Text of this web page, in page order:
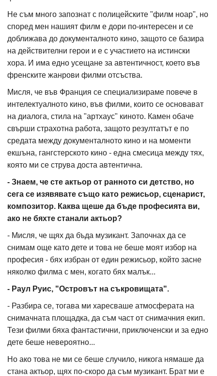
Не съм много запознат с полицейските "филм ноар", но
според мен нашият филм е дори по-интересен и се
доближава до документалното кино, защото се базира
на действителни герои и е с участието на истински
хора. И има едно усещане за автентичност, което във
френските жанрови филми отсъства.
Мисля, че във Франция се специализираме повече в
интелектуалното кино, във филми, които се основават
на диалога, стила на "артхаус" киното. Камен обаче
свърши страхотна работа, защото резултатът е по
средата между документалното кино и на моменти
екшъна, гангстерското кино - една смесица между тях,
която ми се струва доста автентична.
- Знаем, че сте актьор от ранното си детство, но
сега се изявявате също като режисьор, сценарист,
композитор. Каква щеше да бъде професията ви,
ако не бяхте станали актьор?
- Мисля, че щях да бъда музикант. Започнах да се
снимам още като дете и това не беше моят избор на
професия - бях избран от един режисьор, който засне
няколко филма с мен, когато бях малък...
- Раул Руис, "Островът на съкровищата".
- Разбира се, тогава ми харесваше атмосферата на
снимачната площадка, да съм част от снимачния екип.
Тези филми бяха фантастични, приключенски и за едно
дете беше невероятно...
Но ако това не ми се беше случило, никога нямаше да
стана актьор, щях по-скоро да съм музикант. Брат ми е